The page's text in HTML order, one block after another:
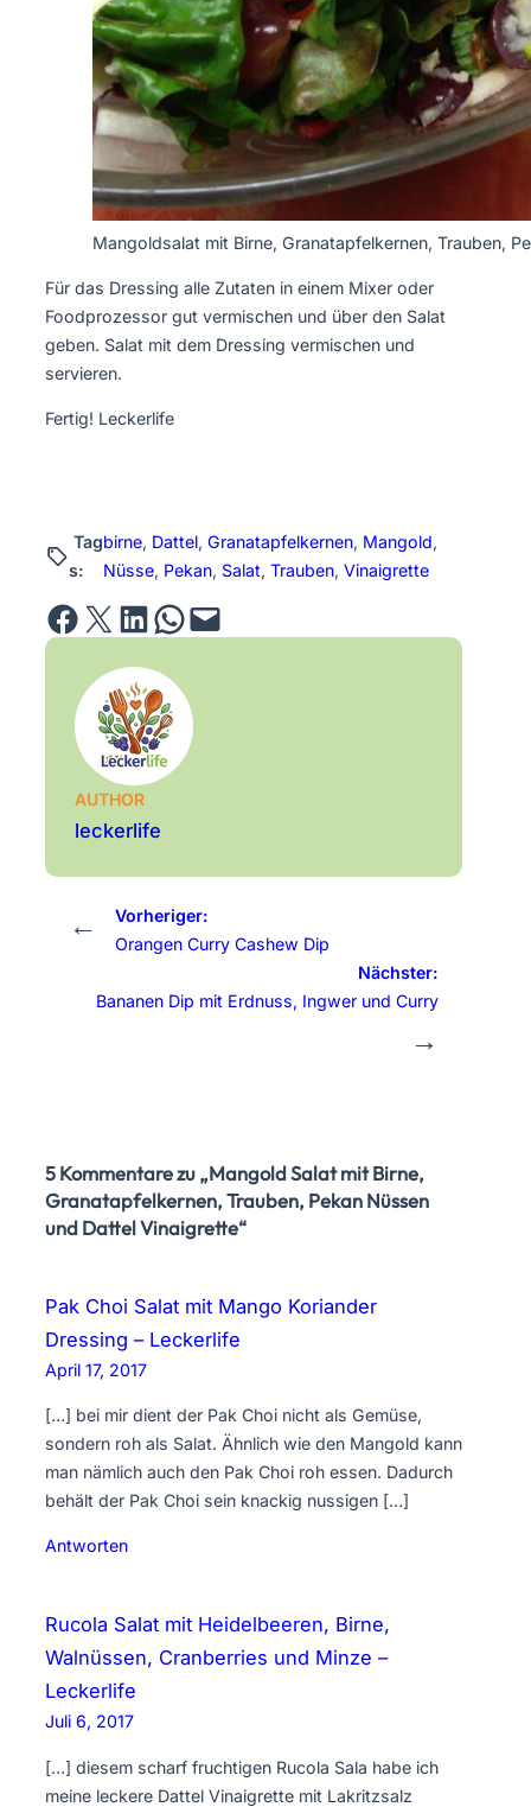
Mangoldsalat mit Birne, Granatapfelkernen, Trauben,
Für das Dressing alle Zutaten in einem Mixer oder
Foodprozessor gut vermischen und über den Salat
geben. Salat mit dem Dressing vermischen und
servieren.
Fertig! Leckerlife
Tag
s:
birne, Dattel, Granatapfelkernen, Mangold
Nüsse, Pekan, Salat, Trauben, Vinaigrette
Share on Facebook Email this Page Share on LinkedIn Share on WhatsApp Email this Page
AUTHOR
leckerlife
←
Vorheriger:
Orangen Curry Cashew Dip
Nächster:
Bananen Dip mit Erdnuss, Ingwer und Curry
→
5 Kommentare zu „Mangold Salat mit Birne,
Granatapfelkernen, Trauben, Pekan Nüssen
und Dattel Vinaigrette“
Pak Choi Salat mit Mango Koriander
Dressing – Leckerlife
April 17, 2017
[…] bei mir dient der Pak Choi nicht als Gemüse,
sondern roh als Salat. Ähnlich wie den Mangold kann
man nämlich auch den Pak Choi roh essen. Dadurch
behält der Pak Choi sein knackig nussigen […]
Antworten
Rucola Salat mit Heidelbeeren, Birne,
Walnüssen, Cranberries und Minze –
Leckerlife
Juli 6, 2017
[…] diesem scharf fruchtigen Rucola Sala habe ich
meine leckere Dattel Vinaigrette mit Lakritzsalz